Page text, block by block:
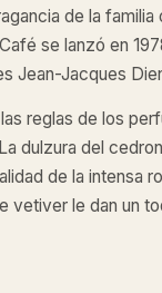
de la familia
se lanzó en
Jean-Jacques
reglas de los
dulzura del
de la intensa
vetiver le dan un